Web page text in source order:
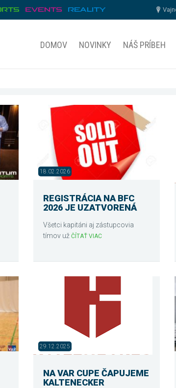
DOMOV NOVINKY NÁŠ PRÍBEH
18.02.2026
REGISTRÁCIA NA BFC
2026 JE UZATVORENÁ
Všetci kapitáni aj zástupcovia
tímov užČÍTAŤ VIAC
29.12.2025
NA VAR CUPE ČAPUJEME
KALTENECKER